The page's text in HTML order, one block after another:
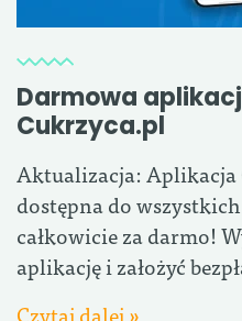
Darmowa
Cukrzyca.pl
Aktualizacja: Aplikacja
dostępna do
całkowicie za darmo!
aplikację i założyć